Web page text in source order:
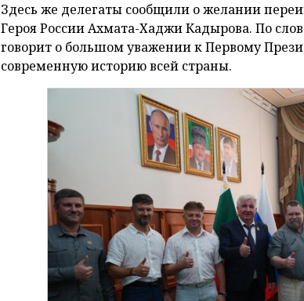
Здесь же делегаты сообщили о желании
Героя России Ахмата-Хаджи Кадырова. По
говорит о большом уважении к Первому
современную историю всей страны.